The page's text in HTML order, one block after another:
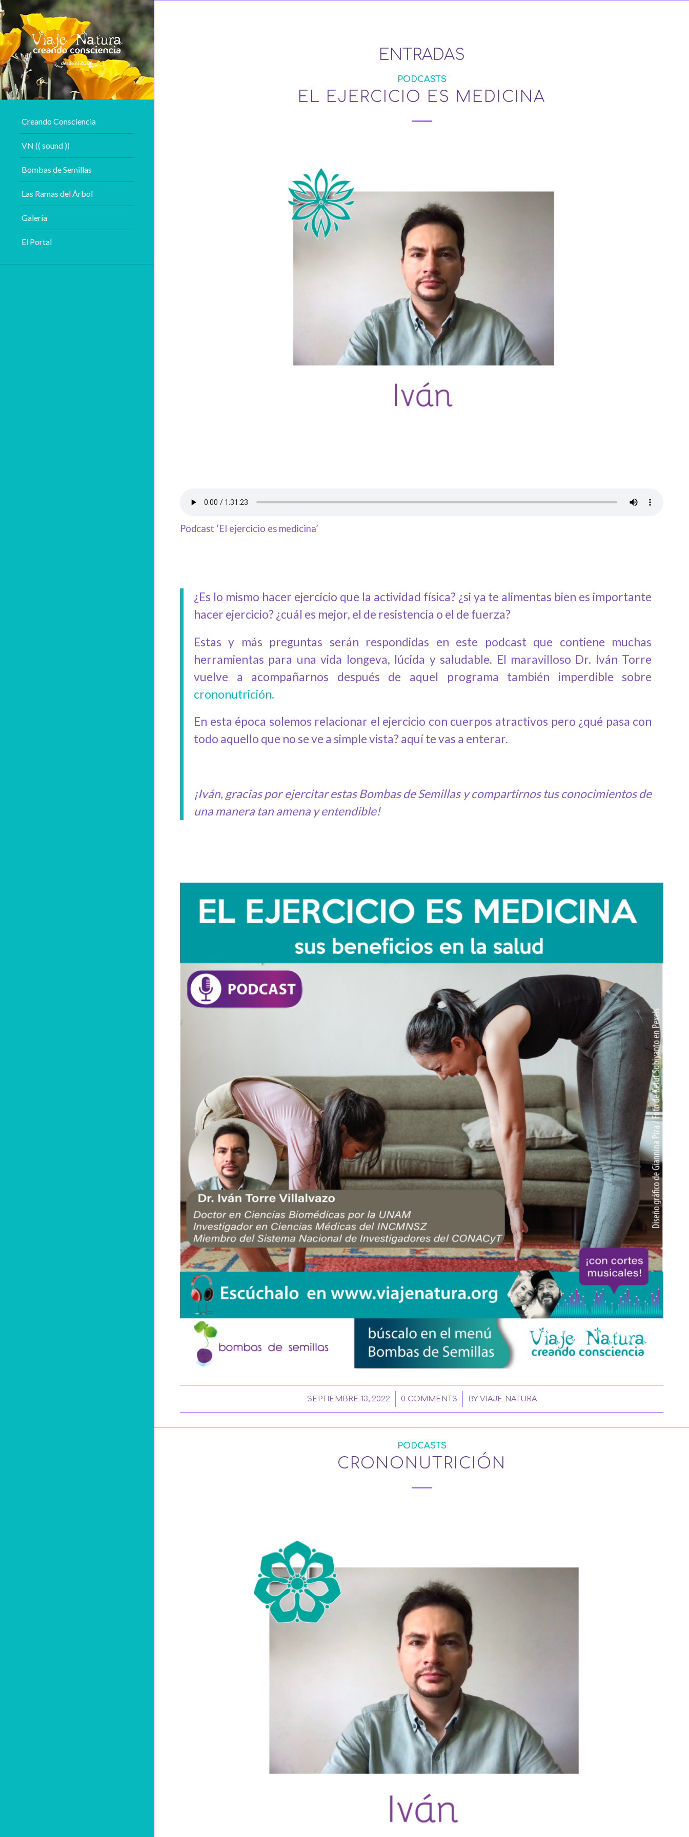
Creando Consciencia
VN (( sound ))
Bombas de Semillas
Las Ramas del Árbol
Galería
El Portal
ENTRADAS
PODCASTS
EL EJERCICIO ES MEDICINA
Podcast ‘El ejercicio es medicina’
¿Es lo mismo hacer ejercicio que la actividad física? ¿si ya te alimentas bien es importante
hacer ejercicio? ¿cuál es mejor, el de resistencia o el de fuerza?
Estas y más preguntas serán respondidas en este podcast que contiene muchas
herramientas para una vida longeva, lúcida y saludable. El maravilloso Dr. Iván Torre
vuelve a acompañarnos después de aquel programa también imperdible sobre
crononutrición.
En esta época solemos relacionar el ejercicio con cuerpos atractivos pero ¿qué pasa con
todo aquello que no se ve a simple vista? aquí te vas a enterar.
¡Iván, gracias por ejercitar estas Bombas de Semillas y compartirnos tus conocimientos de
una manera tan amena y entendible!
SEPTIEMBRE 13, 2022
/ 0 COMMENTS
/ BY VIAJE NATURA
PODCASTS
CRONONUTRICIÓN